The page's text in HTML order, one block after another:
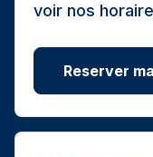
voir nos
Reserver